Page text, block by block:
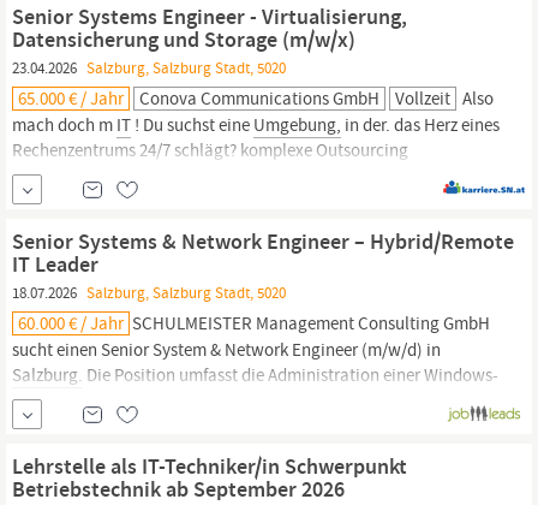
Umsetzung von IAM‑Use‑Cases gemeinsam...
Senior Systems Engineer - Virtualisierung,
Datensicherung und Storage (m/w/x)
23.04.2026 Salzburg, Salzburg Stadt, 5020
65.000 € / Jahr Conova Communications GmbH Vollzeit Also
mach doch m IT ! Du suchst eine Umgebung, in der. das Herz eines
Rechenzentrums 24/7 schlägt? komplexe Outsourcing
Anforderungen auf der Tagesordnung stehen? Public-Cloud und
Private-Cloud Services bestens kombiniert werden können? man
sich immer wieder gegenseitig neuen Herausforderungen stellt?
Klingt das nach dem richtigen JOB...
Senior Systems & Network Engineer – Hybrid/Remote
IT Leader
18.07.2026 Salzburg, Salzburg Stadt, 5020
60.000 € / Jahr SCHULMEISTER Management Consulting GmbH
sucht einen Senior System & Network Engineer (m/w/d) in
Salzburg. Die Position umfasst die Administration einer Windows-
Server-Landschaft, VMware-
Weiterentwicklung von AD und M365/Entra ID. Sie arbeiten in
einem mittelständischen Umfeld mit Fokus auf Sicherheit,
Netzwerk-...
Lehrstelle als IT-Techniker/in Schwerpunkt
Betriebstechnik ab September 2026